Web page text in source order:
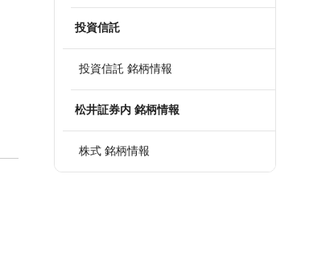
投資信託
投資信託 銘柄情報
松井証券内 銘柄情報
株式 銘柄情報